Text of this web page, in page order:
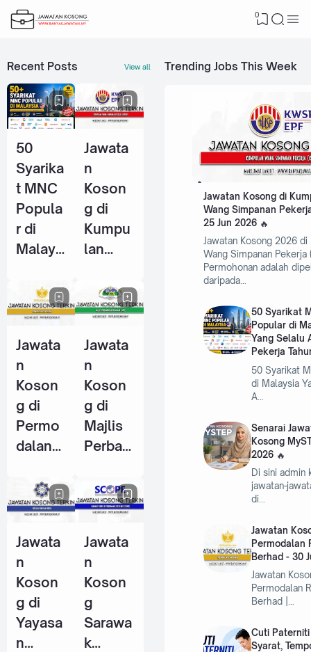
0
Recent Posts View all
50
Syarika
t MNC
Popula
r di
Malays
Selalu
Ambil
Tahun
2026
Jawata
n
Koson
g di
Kumpu
lan
Simpan
an
(KWSP)
- 25
Jun
2026
Jawata
n
Koson
g di
Permo
dalan
Berhad
- 30
2026
Jawata
n
Koson
g di
Majlis
Perban
Kemam
an
4 Jun
2026
Jawata
n
Koson
g di
Yayasa
n
Jawata
n
Koson
g
Sarawa
k
Trending Jobs This Week
Jawatan Kosong di
Wang Simpanan
25 Jun 2026
Jawatan Kosong 2026 di
Wang Simpanan Pekerja
Permohonan adalah
daripada…
50 Syarikat
Popular di
Yang Selalu
Pekerja
50 Syarikat
di Malaysia
A…
Senarai
Kosong
2026
Di sini admin
jawatan-
di…
Jawatan
Permodalan
Berhad - 30
Jawatan
Permodalan
Cuti
Syarat,